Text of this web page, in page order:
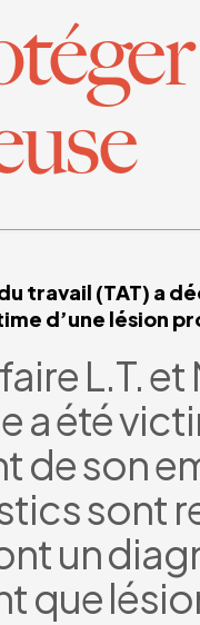
travail (TAT) a
d’une lésion
L.T.
a été
de son
sont
un
que